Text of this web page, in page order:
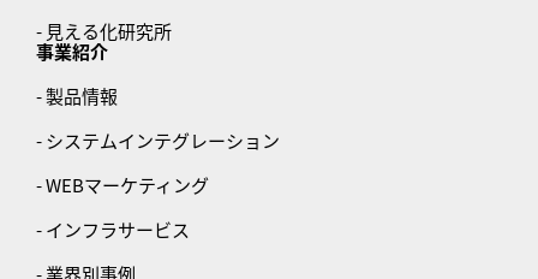
- 見える化研究所
事業紹介
- 製品情報
- システムインテグレーション
- WEBマーケティング
- インフラサービス
- 業界別事例